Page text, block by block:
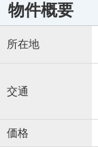
物件概要
所在地
交通
価格